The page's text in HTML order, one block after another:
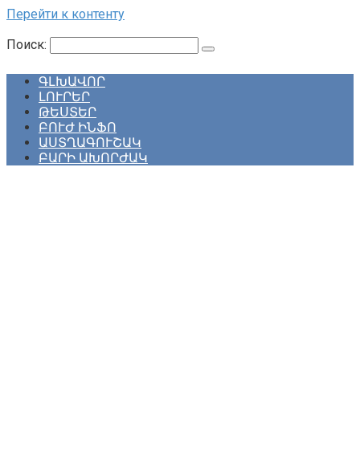
Перейти к контенту
Поиск:
ԳԼԽԱՎՈՐ
ԼՈՒՐԵՐ
ԹԵՍՏԵՐ
ԲՈՒԺ ԻՆՖՈ
ԱՍՏՂԱԳՈՒՇԱԿ
ԲԱՐԻ ԱԽՈՐԺԱԿ